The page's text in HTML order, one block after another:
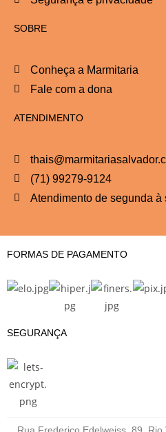
SOBRE
Conheça a Marmitaria
Fale com a dona
ATENDIMENTO
(71) 99279-9124
Atendimento de segunda à
FORMAS DE PAGAMENTO
SEGURANÇA
Rua Frederico Edelweiss, 89,